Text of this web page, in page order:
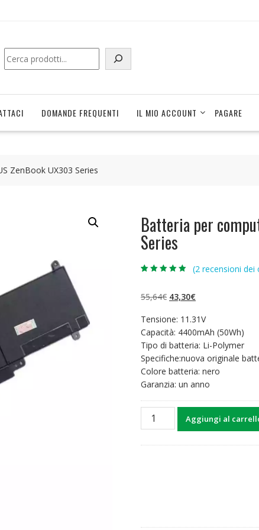
Cerca
DOMANDE FREQUENTI IL MIO ACCOUNT PAGARE
ZenBook UX303 Series
Batteria per
Series
base di
recensioni
(2 recensioni dei
55,64€ Il
originale
era:
55,64€.
43,30€Il
attuale
è:
43,30€.
Tensione: 11.31V
Capacità: 4400mAh (50Wh)
Tipo di batteria: Li-Polymer
Specifiche:nuova originale
Colore batteria: nero
Garanzia: un anno
Batteria
Aggiungi al